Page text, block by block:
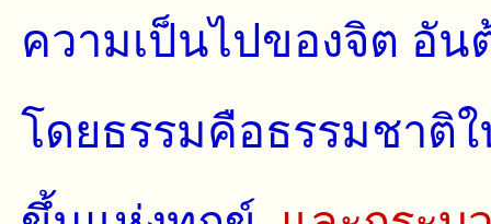
ความเป็นไปของจิต อัน
โดยธรรมคือธรรมชาติ